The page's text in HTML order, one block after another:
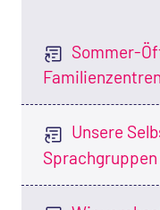
Sommer-
Familienzentren
Unsere
Sprachgruppen